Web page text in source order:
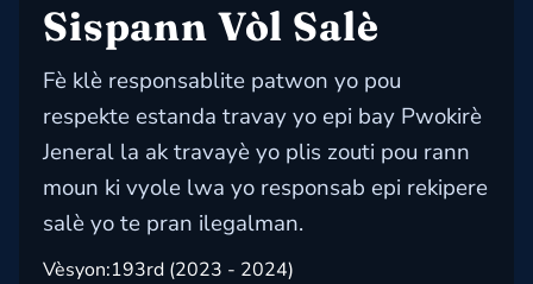
Sispann Vòl Salè
Fè klè responsablite patwon yo pou
respekte estanda travay yo epi bay Pwokirè
Jeneral la ak travayè yo plis zouti pou rann
moun ki vyole lwa yo responsab epi rekipere
salè yo te pran ilegalman.
Vèsyon:193rd (2023 - 2024)